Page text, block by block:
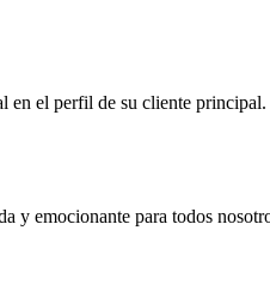
en el perfil de su cliente
y emocionante para todos